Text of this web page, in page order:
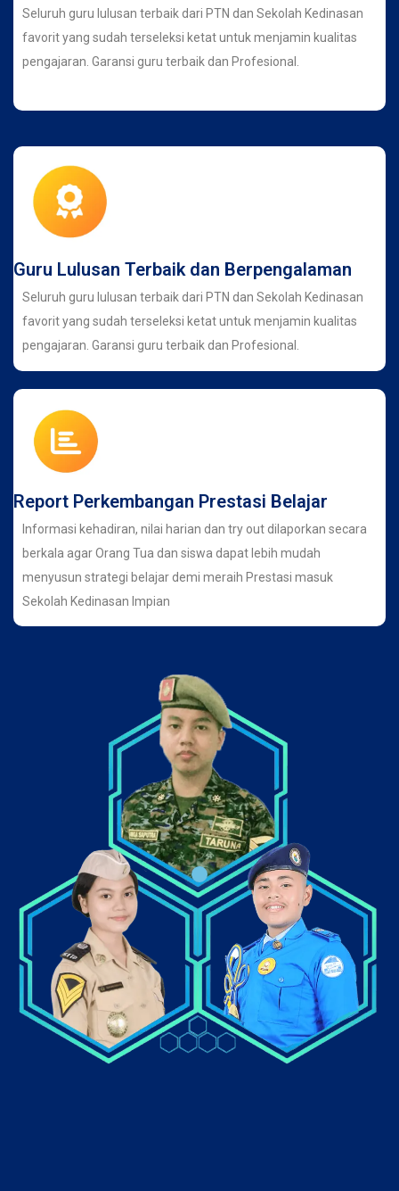
Seluruh guru lulusan terbaik dari PTN dan Sekolah Kedinasan
favorit yang sudah terseleksi ketat untuk menjamin kualitas
pengajaran. Garansi guru terbaik dan Profesional.
Guru Lulusan Terbaik dan Berpengalaman
Seluruh guru lulusan terbaik dari PTN dan Sekolah Kedinasan
favorit yang sudah terseleksi ketat untuk menjamin kualitas
pengajaran. Garansi guru terbaik dan Profesional.
Report Perkembangan Prestasi Belajar
Informasi kehadiran, nilai harian dan try out dilaporkan secara
berkala agar Orang Tua dan siswa dapat lebih mudah
menyusun strategi belajar demi meraih Prestasi masuk
Sekolah Kedinasan Impian